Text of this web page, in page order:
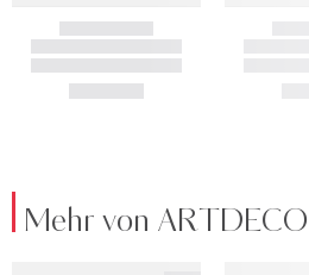
Mehr von ARTDECO